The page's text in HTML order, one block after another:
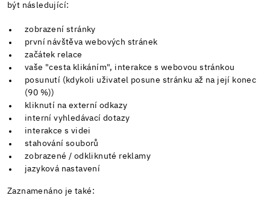
být následující:
zobrazení stránky
první návštěva webových stránek
začátek relace
vaše "cesta klikáním", interakce s webovou stránkou
posunutí (kdykoli uživatel posune stránku až na její konec
(90 %))
kliknutí na externí odkazy
interní vyhledávací dotazy
interakce s videi
stahování souborů
zobrazené / odkliknuté reklamy
jazyková nastavení
Zaznamenáno je také: